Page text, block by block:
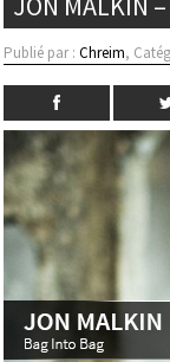
Publié par :Chreim,